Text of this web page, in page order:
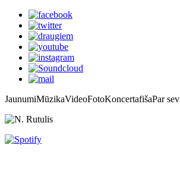
JaunumiMūzikaVideoFotoKoncertafišaPar